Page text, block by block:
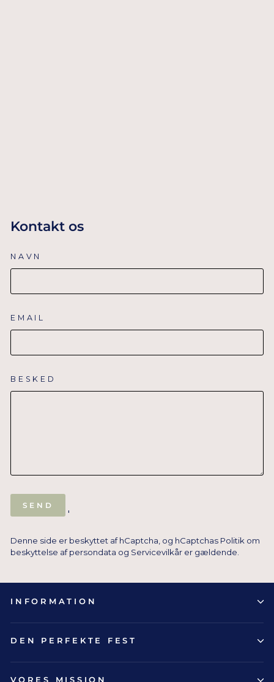
Kontakt os
NAVN
EMAIL
BESKED
SEND
'
Denne side er beskyttet af hCaptcha, og hCaptchas Politik om
beskyttelse af persondata og Servicevilkår er gældende.
INFORMATION
DEN PERFEKTE FEST
VORES MISSION